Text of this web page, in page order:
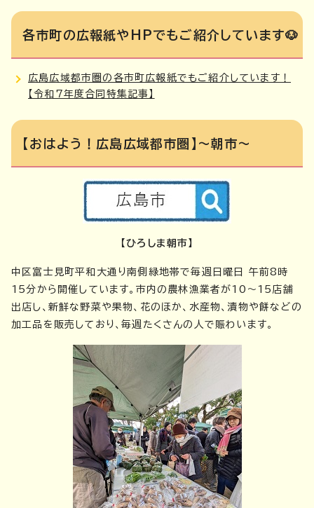
各市町の広報紙やHPでもご紹介しています🐶
広島広域都市圏の各市町広報紙でもご紹介しています！
【令和7年度合同特集記事】
【おはよう！広島広域都市圏】～朝市～
【ひろしま朝市】
中区富士見町平和大通り南側緑地帯で毎週日曜日 午前8時
15分から開催しています。市内の農林漁業者が10～15店舗
出店し、新鮮な野菜や果物、花のほか、水産物、漬物や餅などの
加工品を販売しており、毎週たくさんの人で賑わいます。